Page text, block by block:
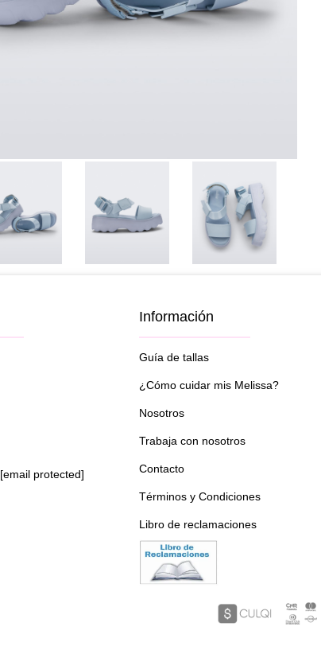
[email protected]
Información
Guía de tallas
¿Cómo cuidar mis Melissa?
Nosotros
Trabaja con nosotros
Contacto
Términos y Condiciones
Libro de reclamaciones